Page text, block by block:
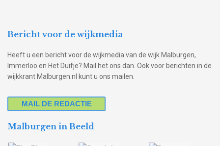
Bericht voor de wijkmedia
Heeft u een bericht voor de wijkmedia van de wijk Malburgen,
Immerloo en Het Duifje? Mail het ons dan. Ook voor berichten in de
wijkkrant Malburgen.nl kunt u ons mailen.
MAIL DE REDACTIE
Malburgen in Beeld